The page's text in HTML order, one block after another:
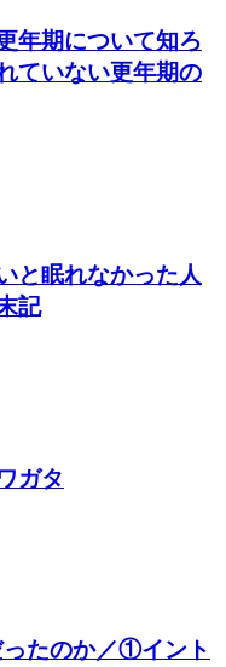
年期について知ろ
ていない更年期の
と眠れなかった人
記
ガタ
ったのか／①イント